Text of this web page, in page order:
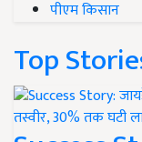
पीएम किसान
Top